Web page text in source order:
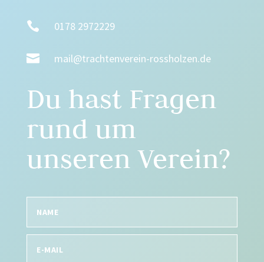
 0178 2972229
 mail@trachtenverein-rossholzen.de
Du hast Fragen
rund um
unseren Verein?